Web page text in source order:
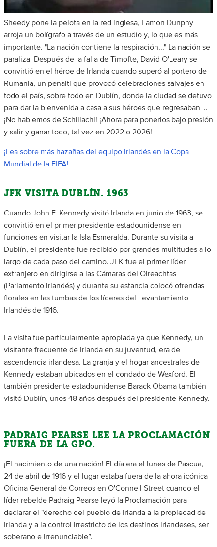
Sheedy pone la pelota en la red inglesa, Eamon Dunphy
arroja un bolígrafo a través de un estudio y, lo que es más
importante, "La nación contiene la respiración..." La nación se
paraliza. Después de la falla de Timofte, David O'Leary se
convirtió en el héroe de Irlanda cuando superó al portero de
Rumania, un penalti que provocó celebraciones salvajes en
todo el país, sobre todo en Dublín, donde la ciudad se detuvo
para dar la bienvenida a casa a sus héroes que regresaban. ..
¡No hablemos de Schillachi! ¡Ahora para ponerlos bajo presión
y salir y ganar todo, tal vez en 2022 o 2026!
¡Lea sobre más hazañas del equipo irlandés en la Copa
Mundial de la FIFA!
JFK VISITA DUBLÍN. 1963
Cuando John F. Kennedy visitó Irlanda en junio de 1963, se
convirtió en el primer presidente estadounidense en
funciones en visitar la Isla Esmeralda. Durante su visita a
Dublín, el presidente fue recibido por grandes multitudes a lo
largo de cada paso del camino. JFK fue el primer líder
extranjero en dirigirse a las Cámaras del Oireachtas
(Parlamento irlandés) y durante su estancia colocó ofrendas
florales en las tumbas de los líderes del Levantamiento
Irlandés de 1916.
La visita fue particularmente apropiada ya que Kennedy, un
visitante frecuente de Irlanda en su juventud, era de
ascendencia irlandesa. La granja y el hogar ancestrales de
Kennedy estaban ubicados en el condado de Wexford. El
también presidente estadounidense Barack Obama también
visitó Dublín, unos 48 años después del presidente Kennedy.
PADRAIG PEARSE LEE LA PROCLAMACIÓN
FUERA DE LA GPO.
¡El nacimiento de una nación! El día era el lunes de Pascua,
24 de abril de 1916 y el lugar estaba fuera de la ahora icónica
Oficina General de Correos en O'Connell Street cuando el
líder rebelde Padraig Pearse leyó la Proclamación para
declarar el "derecho del pueblo de Irlanda a la propiedad de
Irlanda y a la control irrestricto de los destinos irlandeses, ser
soberano e irrenunciable”.